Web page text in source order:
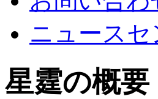
ニュースセ
星霆の概要